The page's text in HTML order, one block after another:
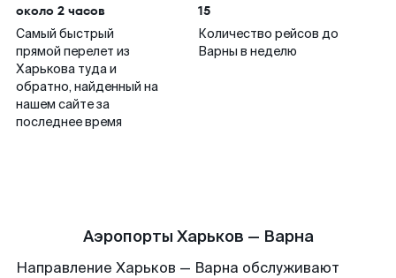
около 2 часов
Самый быстрый
прямой перелет из
Харькова туда и
обратно, найденный на
нашем сайте за
последнее время
15
Количество рейсов до
Варны в неделю
Аэропорты Харьков — Варна
Направление Харьков — Варна обслуживают